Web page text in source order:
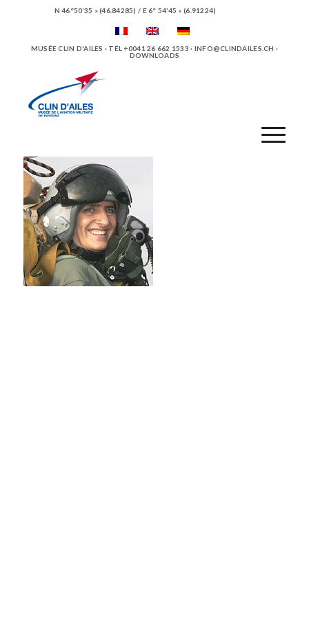
N 46°50’35 » (46.84285) / E 6° 54’45 » (6.91224)
MUSÉE CLIN D'AILES · TÉL +0041 26 662 1533 · INFO@CLINDAILES.CH ·
DOWNLOADS